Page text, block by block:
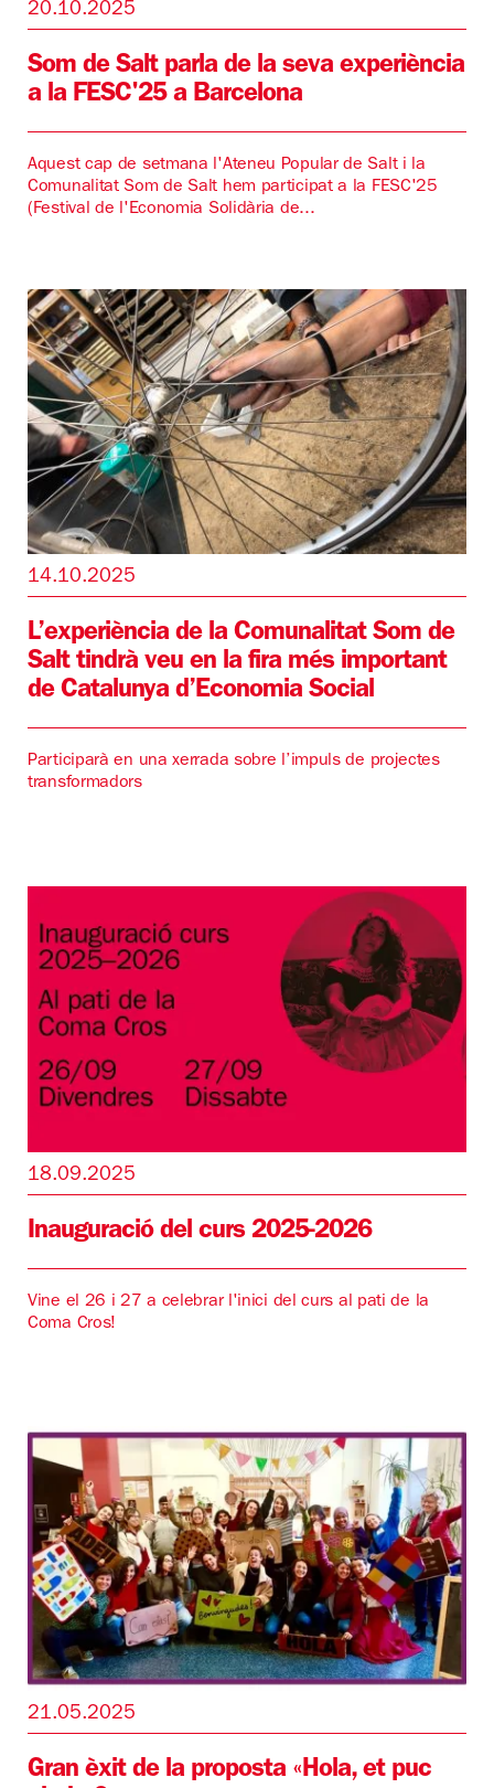
20.10.2025
Som de Salt parla de la seva experiència
a la FESC'25 a Barcelona
Aquest cap de setmana l'Ateneu Popular de Salt i la
Comunalitat Som de Salt hem participat a la FESC'25
(Festival de l'Economia Solidària de...
14.10.2025
L’experiència de la Comunalitat Som de
Salt tindrà veu en la fira més important
de Catalunya d’Economia Social
Participarà en una xerrada sobre l’impuls de projectes
transformadors
18.09.2025
Inauguració del curs 2025-2026
Vine el 26 i 27 a celebrar l'inici del curs al pati de la
Coma Cros!
21.05.2025
Gran èxit de la proposta «Hola, et puc